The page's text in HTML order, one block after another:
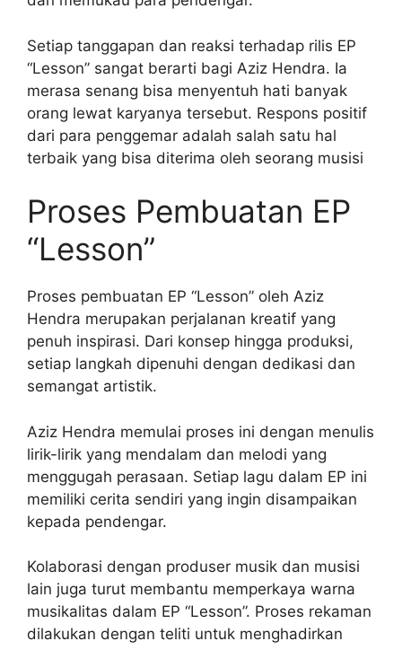
Setiap tanggapan dan reaksi terhadap rilis EP
“Lesson” sangat berarti bagi Aziz Hendra. Ia
merasa senang bisa menyentuh hati banyak
orang lewat karyanya tersebut. Respons positif
dari para penggemar adalah salah satu hal
terbaik yang bisa diterima oleh seorang musisi
Proses Pembuatan EP
“Lesson”
Proses pembuatan EP “Lesson” oleh Aziz
Hendra merupakan perjalanan kreatif yang
penuh inspirasi. Dari konsep hingga produksi,
setiap langkah dipenuhi dengan dedikasi dan
semangat artistik.
Aziz Hendra memulai proses ini dengan menulis
lirik-lirik yang mendalam dan melodi yang
menggugah perasaan. Setiap lagu dalam EP ini
memiliki cerita sendiri yang ingin disampaikan
kepada pendengar.
Kolaborasi dengan produser musik dan musisi
lain juga turut membantu memperkaya warna
musikalitas dalam EP “Lesson”. Proses rekaman
dilakukan dengan teliti untuk menghadirkan